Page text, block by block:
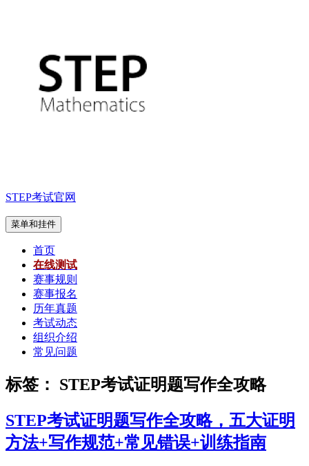
STEP考试官网
菜单和挂件
首页
在线测试
赛事规则
赛事报名
历年真题
考试动态
组织介绍
常见问题
标签： STEP考试证明题写作全攻略
STEP考试证明题写作全攻略，五大证明
方法+写作规范+常见错误+训练指南